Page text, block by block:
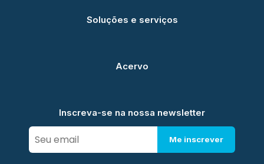
Soluções e serviços
Acervo
Inscreva-se na nossa newsletter
Me inscrever